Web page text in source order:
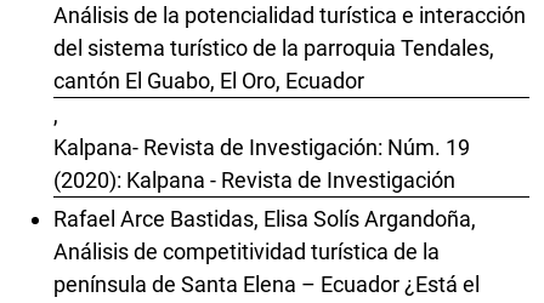
Análisis de la potencialidad turística e interacción
del sistema turístico de la parroquia Tendales,
cantón El Guabo, El Oro, Ecuador
,
Kalpana- Revista de Investigación: Núm. 19
(2020): Kalpana - Revista de Investigación
Rafael Arce Bastidas, Elisa Solís Argandoña,
Análisis de competitividad turística de la
península de Santa Elena – Ecuador ¿Está el